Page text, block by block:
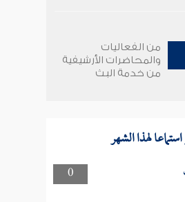
خوف 9
نفحات رمضانية
من الفعاليات
والمحاضرات الأرشيفية
من خدمة البث
لهذا الشهر
0